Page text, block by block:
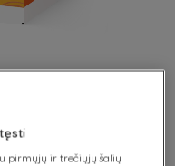
pirmųjų ir trečiųjų šalių